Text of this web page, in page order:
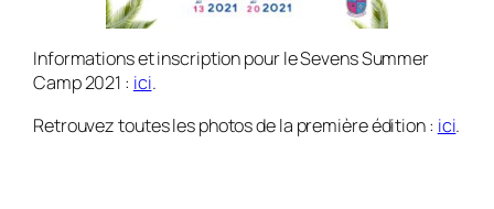
Informations et inscription pour le Sevens Summer
Camp 2021 : ici.
Retrouvez toutes les photos de la première édition : ici.